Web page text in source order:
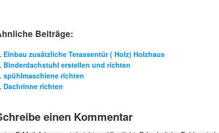
Beiträge:
Einbau zusätzliche Terassentür ( Holz) Holzhaus
Binderdachstuhl erstellen und richten
spühlmaschiene richten
Dachrinne richten
einen Kommentar